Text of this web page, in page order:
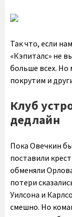
Так что, если
«Кэпиталс» не
больше всех. Но
покрутим и
Клуб
дедлайн
Пока Овечкин
поставили
обменяли
потери
Уилсона и
смешно. Но